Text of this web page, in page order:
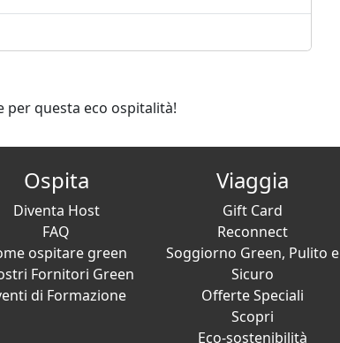
per questa eco ospitalità!
Ospita
Diventa Host
FAQ
ospitare green
Fornitori Green
di Formazione
Viaggia
Gift Card
Reconnect
Soggiorno Green, Pulito e
Sicuro
Offerte Speciali
Scopri
Eco-sostenibilità